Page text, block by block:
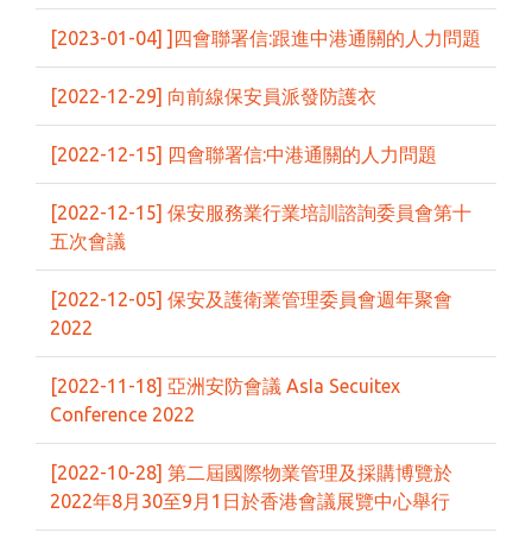
[2023-01-04] ]四會聯署信:跟進中港通關的人力問題
[2022-12-29] 向前線保安員派發防護衣
[2022-12-15] 四會聯署信:中港通關的人力問題
[2022-12-15] 保安服務業行業培訓諮詢委員會第十
五次會議
[2022-12-05] 保安及護衛業管理委員會週年聚會
2022
[2022-11-18] 亞洲安防會議 AsIa Secuitex
Conference 2022
[2022-10-28] 第二屆國際物業管理及採購博覽於
2022年8月30至9月1日於香港會議展覽中心舉行